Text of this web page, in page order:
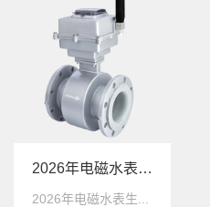
2026年电磁水表生产厂家 - 康宝莱水务M6500系列应用场景
2026年电磁水表生...